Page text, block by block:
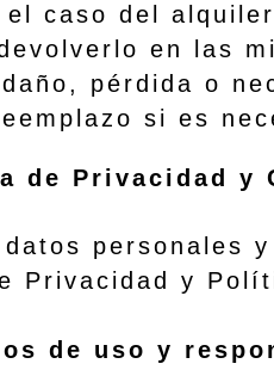
del alquiler
en las
pérdida o
si es
de Privacidad y
personales
Privacidad y
de uso y